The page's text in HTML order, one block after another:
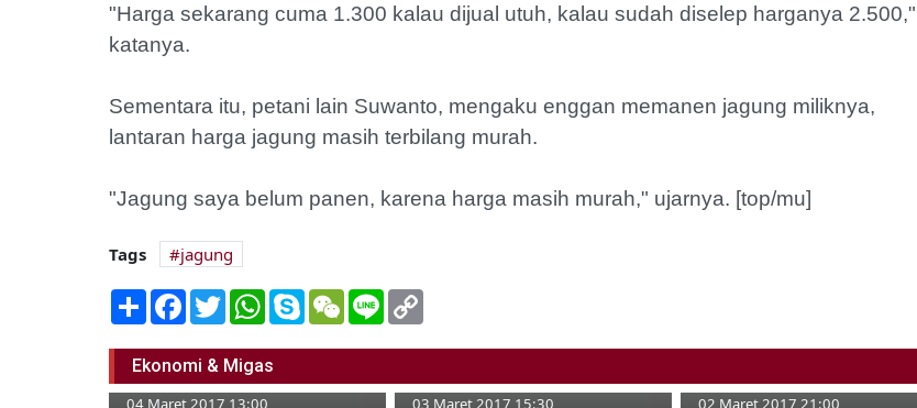
"Harga sekarang cuma 1.300 kalau dijual utuh, kalau sudah diselep harganya 2.500,"
katanya.
Sementara itu, petani lain Suwanto, mengaku enggan memanen jagung miliknya,
lantaran harga jagung masih terbilang murah.
"Jagung saya belum panen, karena harga masih murah," ujarnya. [top/mu]
Tags
jagung
Share Facebook
TwitterWhatsApp
SkypeWeChatLine
Ekonomi & Migas
Di Bojonegoro, Ada 27 Jenis
Koperasi
04 Maret 2017 13:00
PEPC Gelar Pelatihan Industri
03 Maret 2017 15:30
Showroom Andalkan Down
02 Maret 2017 21:00